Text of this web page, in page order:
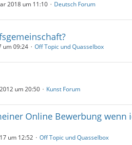
2018 um 11:10 Deutsch Forum
um 09:24 Off Topic und Quasselbox
um 20:50 Kunst Forum
Online Bewerbung wenn
um 12:52 Off Topic und Quasselbox